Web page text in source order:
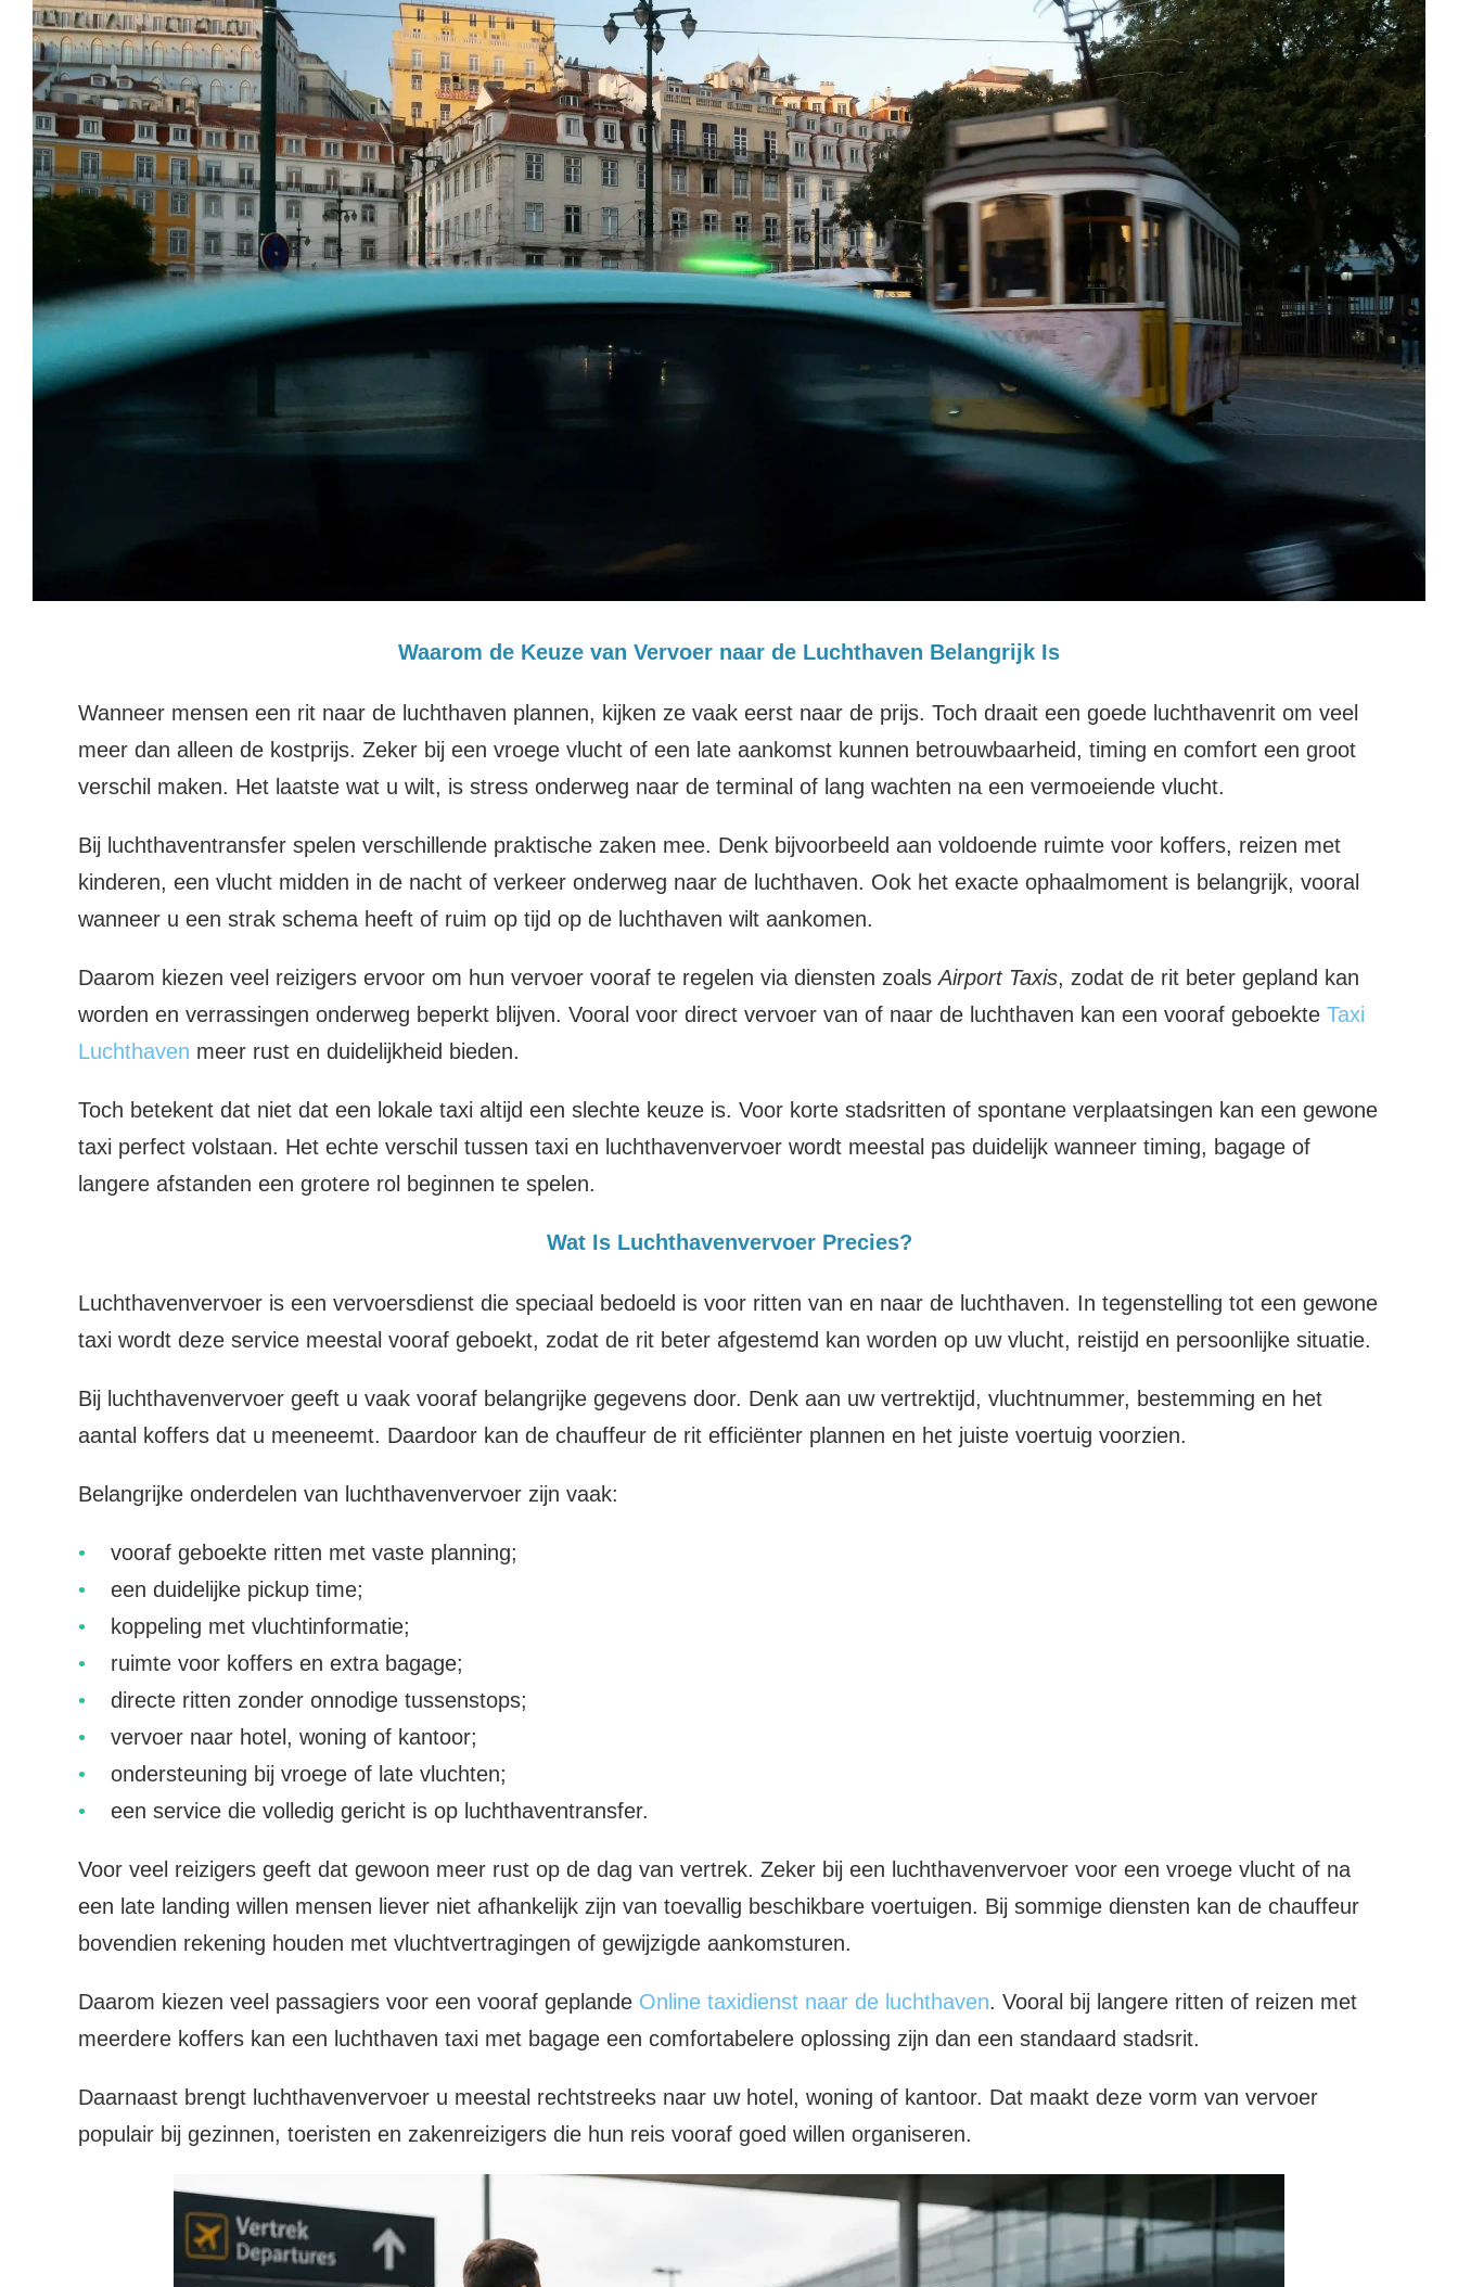
Waarom de Keuze van Vervoer naar de Luchthaven Belangrijk Is
Wanneer mensen een rit naar de luchthaven plannen, kijken ze vaak eerst naar de prijs. Toch draait een goede luchthavenrit om veel
meer dan alleen de kostprijs. Zeker bij een vroege vlucht of een late aankomst kunnen betrouwbaarheid, timing en comfort een groot
verschil maken. Het laatste wat u wilt, is stress onderweg naar de terminal of lang wachten na een vermoeiende vlucht.
Bij luchthaventransfer spelen verschillende praktische zaken mee. Denk bijvoorbeeld aan voldoende ruimte voor koffers, reizen met
kinderen, een vlucht midden in de nacht of verkeer onderweg naar de luchthaven. Ook het exacte ophaalmoment is belangrijk, vooral
wanneer u een strak schema heeft of ruim op tijd op de luchthaven wilt aankomen.
Daarom kiezen veel reizigers ervoor om hun vervoer vooraf te regelen via diensten zoalsAirport Taxis, zodat de rit beter gepland kan
worden en verrassingen onderweg beperkt blijven. Vooral voor direct vervoer van of naar de luchthaven kan een vooraf geboekte Taxi
Luchthaven meer rust en duidelijkheid bieden.
Toch betekent dat niet dat een lokale taxi altijd een slechte keuze is. Voor korte stadsritten of spontane verplaatsingen kan een gewone
taxi perfect volstaan. Het echte verschil tussen taxi en luchthavenvervoer wordt meestal pas duidelijk wanneer timing, bagage of
langere afstanden een grotere rol beginnen te spelen.
Wat Is Luchthavenvervoer Precies?
Luchthavenvervoer is een vervoersdienst die speciaal bedoeld is voor ritten van en naar de luchthaven. In tegenstelling tot een gewone
taxi wordt deze service meestal vooraf geboekt, zodat de rit beter afgestemd kan worden op uw vlucht, reistijd en persoonlijke situatie.
Bij luchthavenvervoer geeft u vaak vooraf belangrijke gegevens door. Denk aan uw vertrektijd, vluchtnummer, bestemming en het
aantal koffers dat u meeneemt. Daardoor kan de chauffeur de rit efficiënter plannen en het juiste voertuig voorzien.
Belangrijke onderdelen van luchthavenvervoer zijn vaak:
vooraf geboekte ritten met vaste planning;
een duidelijke pickup time;
koppeling met vluchtinformatie;
ruimte voor koffers en extra bagage;
directe ritten zonder onnodige tussenstops;
vervoer naar hotel, woning of kantoor;
ondersteuning bij vroege of late vluchten;
een service die volledig gericht is op luchthaventransfer.
Voor veel reizigers geeft dat gewoon meer rust op de dag van vertrek. Zeker bij een luchthavenvervoer voor een vroege vlucht of na
een late landing willen mensen liever niet afhankelijk zijn van toevallig beschikbare voertuigen. Bij sommige diensten kan de chauffeur
bovendien rekening houden met vluchtvertragingen of gewijzigde aankomsturen.
Daarom kiezen veel passagiers voor een vooraf geplande Online taxidienst naar de luchthaven. Vooral bij langere ritten of reizen met
meerdere koffers kan een luchthaven taxi met bagage een comfortabelere oplossing zijn dan een standaard stadsrit.
Daarnaast brengt luchthavenvervoer u meestal rechtstreeks naar uw hotel, woning of kantoor. Dat maakt deze vorm van vervoer
populair bij gezinnen, toeristen en zakenreizigers die hun reis vooraf goed willen organiseren.